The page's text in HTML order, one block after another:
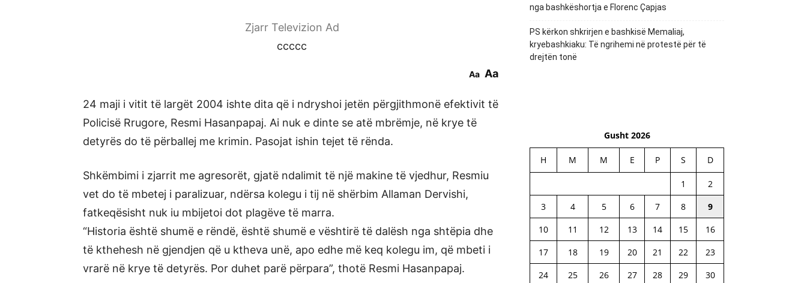
Zjarr Televizion Ad
ccccc
Aa Aa
24 maji i vitit të largët 2004 ishte dita që i ndryshoi jetën përgjithmonë efektivit të
Policisë Rrugore, Resmi Hasanpapaj. Ai nuk e dinte se atë mbrëmje, në krye të
detyrës do të përballej me krimin. Pasojat ishin tejet të rënda.
Shkëmbimi i zjarrit me agresorët, gjatë ndalimit të një makine të vjedhur, Resmiu
vet do të mbetej i paralizuar, ndërsa kolegu i tij në shërbim Allaman Dervishi,
fatkeqësisht nuk iu mbijetoi dot plagëve të marra.
“Historia është shumë e rëndë, është shumë e vështirë të dalësh nga shtëpia dhe
të kthehesh në gjendjen që u ktheva unë, apo edhe më keq kolegu im, që mbeti i
vrarë në krye të detyrës. Por duhet parë përpara”, thotë Resmi Hasanpapaj.
nga bashkëshortja e Florenc Çapjas
PS kërkon shkrirjen e bashkisë Memaliaj,
kryebashkiaku: Të ngrihemi në protestë për të
drejtën tonë
Gusht 2026
H M M E P S D
1
2
3
4 5 6 7 8
9
10
11 12 13 14 15
16
17
18 19 20 21 22
23
24
25 26 27 28 29
30